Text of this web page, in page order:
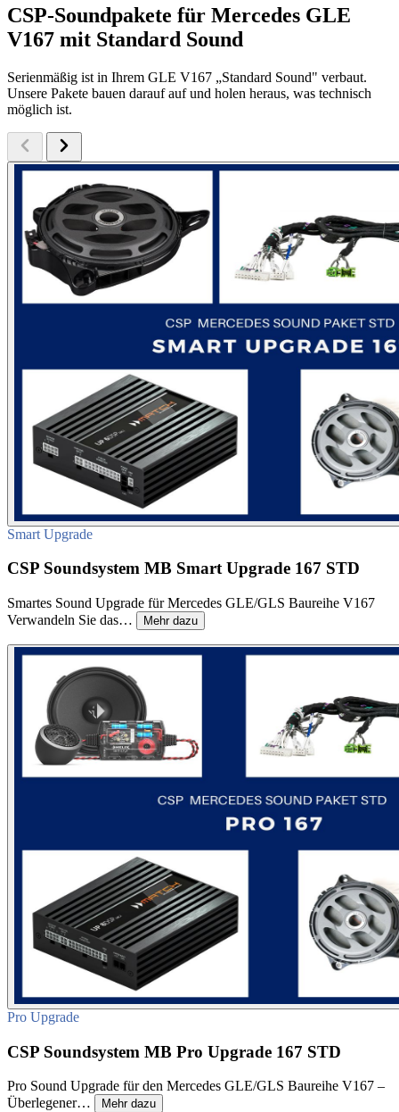
CSP-Soundpakete für Mercedes GLE
V167 mit Standard Sound
Serienmäßig ist in Ihrem GLE V167 „Standard Sound" verbaut.
Unsere Pakete bauen darauf auf und holen heraus, was technisch
möglich ist.
Smart Upgrade
CSP Soundsystem MB Smart Upgrade 167 STD
Smartes Sound Upgrade für Mercedes GLE/GLS Baureihe V167
Verwandeln Sie das…
Mehr dazu
Pro Upgrade
CSP Soundsystem MB Pro Upgrade 167 STD
Pro Sound Upgrade für den Mercedes GLE/GLS Baureihe V167 –
Überlegener…
Mehr dazu